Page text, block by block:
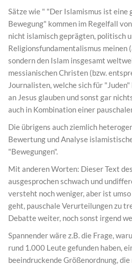
Sätze wie " "Der Islamismus ist eine
Bewegung" kommen im Regelfall
nicht islamisch geprägten, politisch
Religionsfundamentalismus meinen
sondern den Islam insgesamt
messianischen Christen (bzw.
Journalisten, welche sich für
an Jesus glauben und sonst gar
auch in Kombination einer
Die übrigens auch ziemlich
Bewertung und Analyse
"Bewegungen".
Mit anderen Worten: Dieser Text
ausgesprochen schwach und
versteht noch weniger, aber ist
geht, pauschale Verurteilungen zu
Debatte weiter, noch sonst irgend
Spannender wäre z.B. die Frage,
rund 1.000 Leute gefunden haben,
beeindruckende Größenordnung,